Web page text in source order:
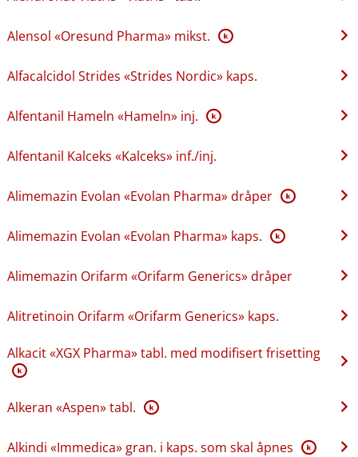
Alensol «Oresund Pharma» mikst. K
Alfacalcidol Strides «Strides Nordic» kaps.
Alfentanil Hameln «Hameln» inj. K
Alfentanil Kalceks «Kalceks» inf.​/​inj.
Alimemazin Evolan «Evolan Pharma» dråper K
Alimemazin Evolan «Evolan Pharma» kaps. K
Alimemazin Orifarm «Orifarm Generics» dråper
Alitretinoin Orifarm «Orifarm Generics» kaps.
Alkacit «XGX Pharma» tabl. med modifisert frisetting
K
Alkeran «Aspen» tabl. K
Alkindi «Immedica» gran. i kaps. som skal åpnes K